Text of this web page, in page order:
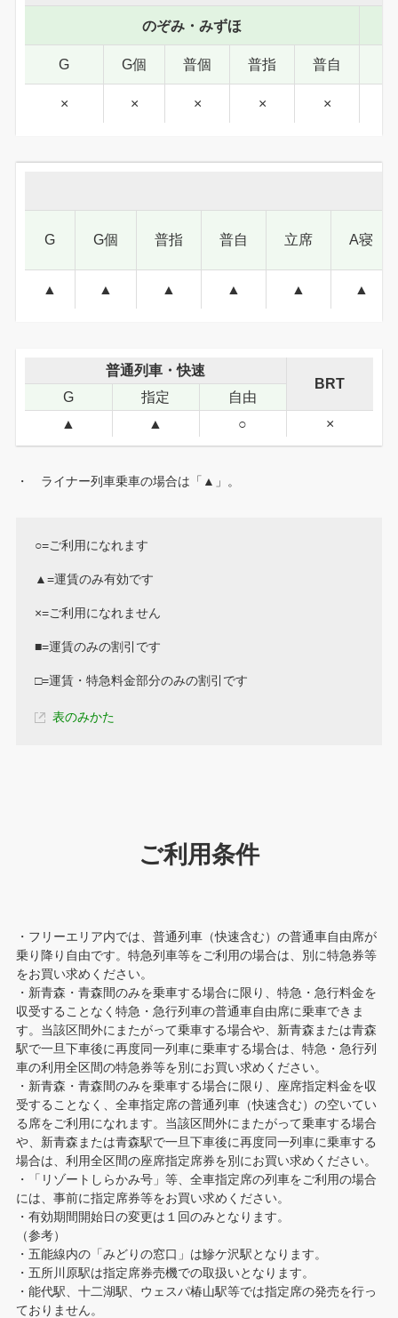
のぞみ・みずほ
G G個 普個 普指 普自
× × × × ×
G G個 普指 普自 立席 A寝
▲ ▲ ▲ ▲ ▲ ▲
普通列車・快速
BRT
G
指定
自由
▲
▲ ○ ×
・ ライナー列車乗車の場合は「▲」。
○=ご利用になれます
▲=運賃のみ有効です
×=ご利用になれません
■=運賃のみの割引です
□=運賃・特急料金部分のみの割引です
表のみかた
ご利用条件
・フリーエリア内では、普通列車（快速含む）の普通車自由席が
乗り降り自由です。特急列車等をご利用の場合は、別に特急券等
をお買い求めください。
・新青森・青森間のみを乗車する場合に限り、特急・急行料金を
収受することなく特急・急行列車の普通車自由席に乗車できま
す。当該区間外にまたがって乗車する場合や、新青森または青森
駅で一旦下車後に再度同一列車に乗車する場合は、特急・急行列
車の利用全区間の特急券等を別にお買い求めください。
・新青森・青森間のみを乗車する場合に限り、座席指定料金を収
受することなく、全車指定席の普通列車（快速含む）の空いてい
る席をご利用になれます。当該区間外にまたがって乗車する場合
や、新青森または青森駅で一旦下車後に再度同一列車に乗車する
場合は、利用全区間の座席指定席券を別にお買い求めください。
・「リゾートしらかみ号」等、全車指定席の列車をご利用の場合
には、事前に指定席券等をお買い求めください。
・有効期間開始日の変更は１回のみとなります。
（参考）
・五能線内の「みどりの窓口」は鰺ケ沢駅となります。
・五所川原駅は指定席券売機での取扱いとなります。
・能代駅、十二湖駅、ウェスパ椿山駅等では指定席の発売を行っ
ておりません。